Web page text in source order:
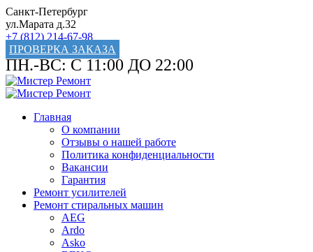
Санкт-Петербург
ул.Марата д.32
+7 (812) 214-67-98
ПРОВЕРКА ЗАКАЗА
ПН.-ВС: С 11:00 ДО 22:00
Главная
О компании
Отзывы о нашей работе
Политика конфиденциальности
Вакансии
Гарантия
Ремонт усилителей
Ремонт стиральных машин
AEG
Ardo
Asko